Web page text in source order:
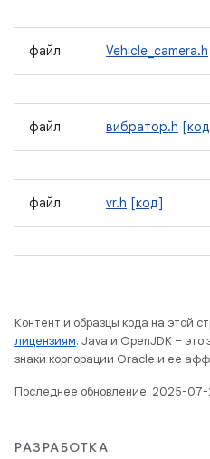
файл Vehicle_camera.h
файл вибратор.h
файл vr.h [код]
Контент и образцы кода на этой
лицензиям. Java и OpenJDK – это
знаки корпорации Oracle и ее
Последнее обновление: 2025-07-
РАЗРАБОТКА